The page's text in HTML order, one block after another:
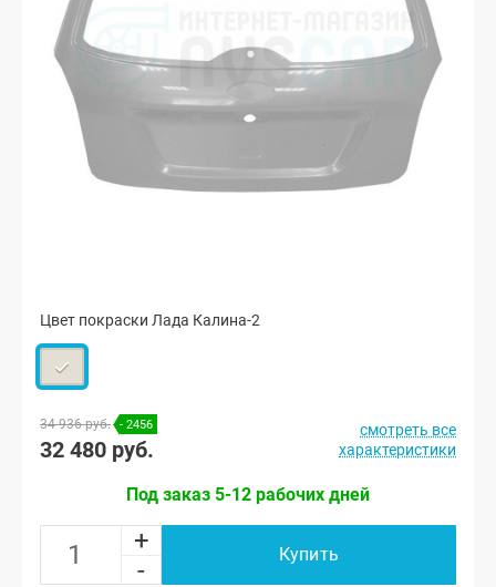
Цвет покраски Лада Калина-2
34 936 руб. - 2456
32 480 руб.
смотреть все
характеристики
Под заказ 5-12 рабочих дней
+
-
Купить